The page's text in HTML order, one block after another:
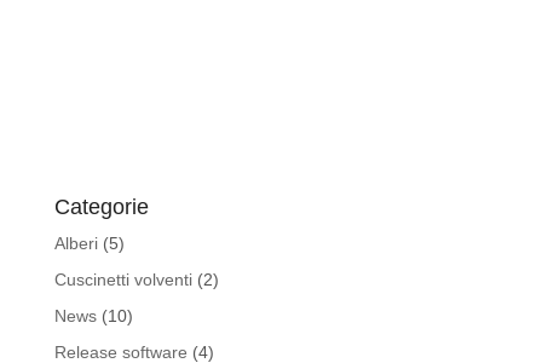
Categorie
Alberi(5)
Cuscinetti volventi(2)
News(10)
Release software (4)